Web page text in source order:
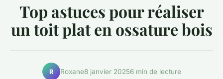
Top astuces pour réaliser
un toit plat en ossature bois
R Roxane8 janvier 20256 min de lecture